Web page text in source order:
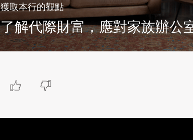
獲取本行的觀點
了解代際財富，應對家族辦公